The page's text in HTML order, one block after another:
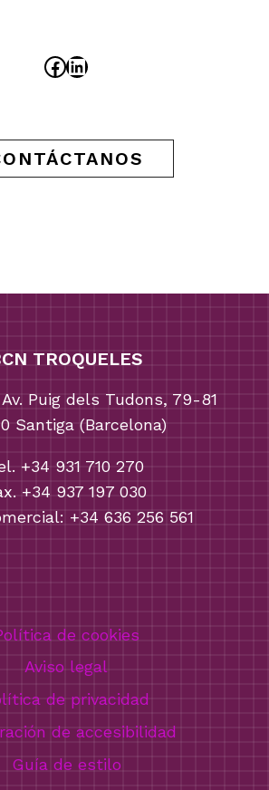
Facebook
LinkedIn
TROQUELES
Puig dels Tudons, 79-81
Santiga (Barcelona)
+34 931 710 270
+34 937 197 030
+34 636 256 561
de cookies
Aviso legal
de privacidad
de accesibilidad
Guía de estilo